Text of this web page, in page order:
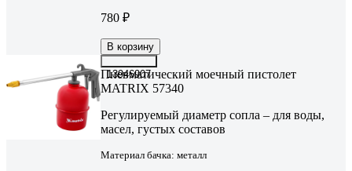
780 ₽
В корзину
13946907
Пневматический моечный пистолет
MATRIX 57340
Регулируемый диаметр сопла – для воды,
масел, густых составов
Материал бачка: металл